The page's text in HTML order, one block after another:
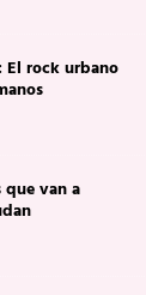
El rock urbano
van a